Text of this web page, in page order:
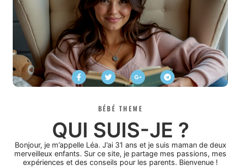
BÉBÉ THEME
QUI SUIS-JE ?
Bonjour, je m’appelle Léa. J’ai 31 ans et je suis maman de deux
merveilleux enfants. Sur ce site, je partage mes passions, mes
expériences et des conseils pour les parents. Bienvenue !